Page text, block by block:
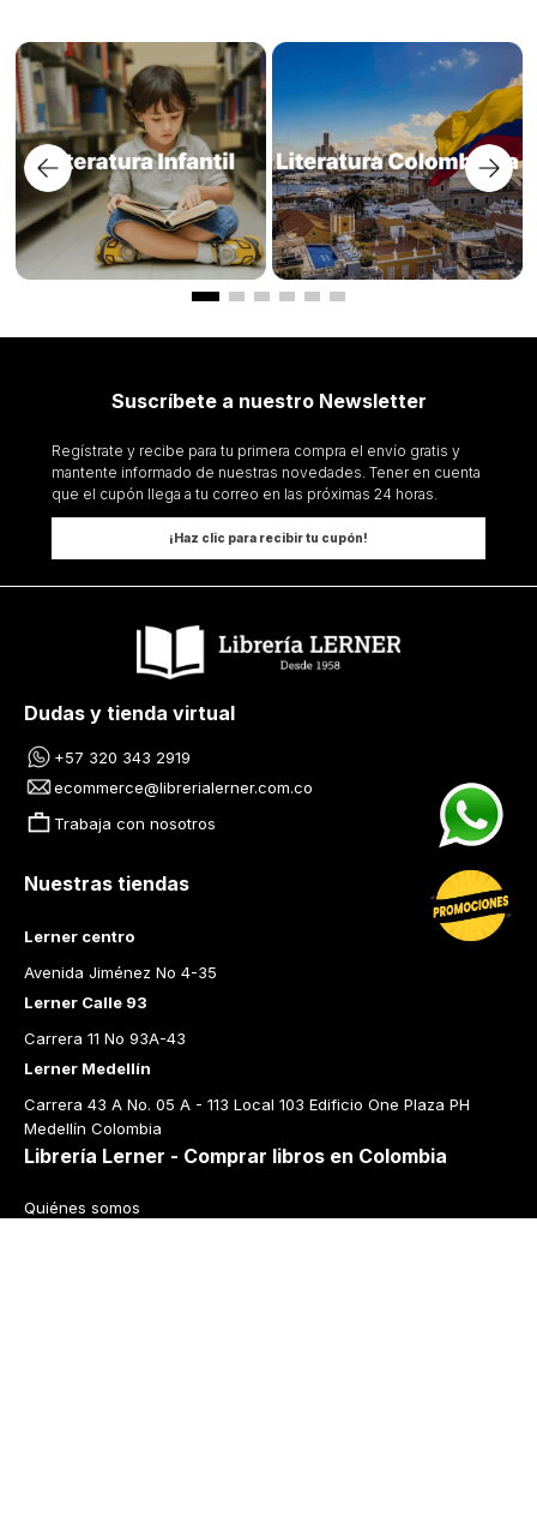
Suscríbete a nuestro Newsletter
Regístrate y recibe para tu primera compra el envío gratis y
mantente informado de nuestras novedades. Tener en cuenta
que el cupón llega a tu correo en las próximas 24 horas.
¡Haz clic para recibir tu cupón!
Dudas y tienda virtual
+57 320 343 2919
ecommerce@librerialerner.com.co
Trabaja con nosotros
Nuestras tiendas
Lerner centro
Avenida Jiménez No 4-35
Lerner Calle 93
Carrera 11 No 93A-43
Lerner Medellín
Carrera 43 A No. 05 A - 113 Local 103 Edificio One Plaza PH
Medellín Colombia
Librería Lerner - Comprar libros en Colombia
Quiénes somos